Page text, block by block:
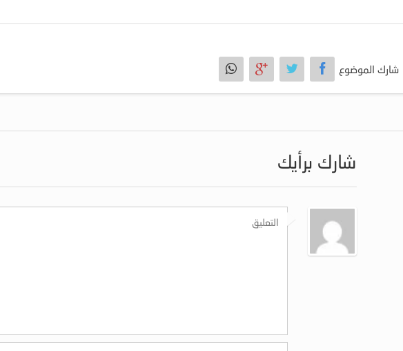
شارك الموضوع
شارك برأيك